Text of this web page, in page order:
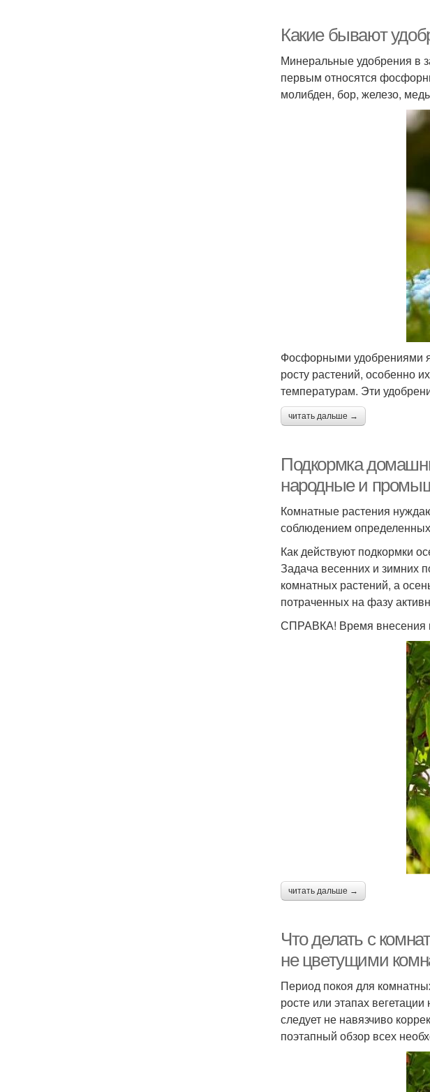
Какие бывают
Минеральные удобрения в
первым относятся
молибден, бор, железо,
Фосфорными удобрениями
росту растений, особенно
температурам. Эти
читать дальше →
Подкормка
народные и
Комнатные растения
соблюдением
Как действуют подкормки
Задача весенних и зимних
комнатных растений, а
потраченных на фазу
СПРАВКА! Время внесения
читать дальше →
Что делать с
не цветущими
Период покоя для
росте или этапах
следует не навязчиво
поэтапный обзор всех